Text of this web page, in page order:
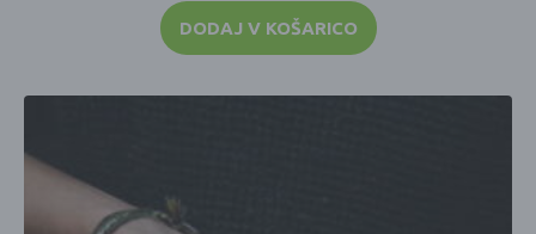
DODAJ V KOŠARICO